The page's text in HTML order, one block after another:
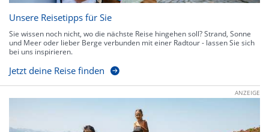
Unsere Reisetipps für Sie
Sie wissen noch nicht, wo die nächste Reise hingehen soll? Strand, Sonne
und Meer oder lieber Berge verbunden mit einer Radtour - lassen Sie sich
bei uns inspirieren.
Jetzt deine Reise finden
ANZEIGE